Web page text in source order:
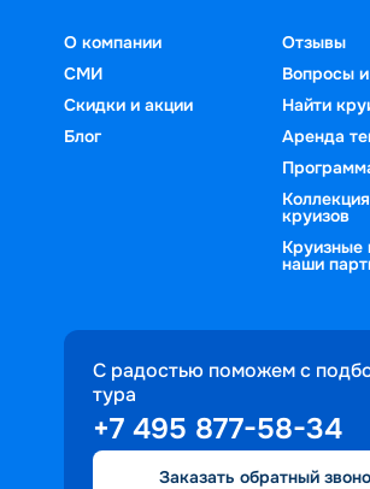
О компании
СМИ
Скидки и акции
Блог
Отзывы
Вопросы
Найти
Аренда
круизов
Круизные
наши
С радостью поможем с
тура
+7 495 877-58-34
Заказать обратный